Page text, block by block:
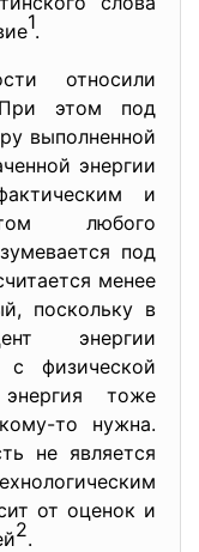
1.
относили
этом под
выполненной
энергии
и
любого
под
менее
поскольку в
энергии
с физической
тоже
то нужна.
не является
от оценок и
2.